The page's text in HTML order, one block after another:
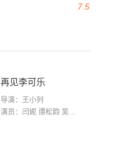
7.5
再见李可乐
导演：王小列
演员：闫妮 谭松韵 吴京 蒋龙 赵小棠 冯雷 李虎城 平安 小七 小可乐